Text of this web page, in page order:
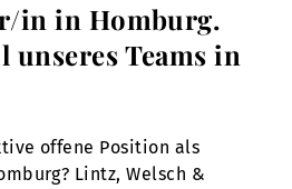
in in Homburg.
unseres Teams in
offene Position als
Lintz, Welsch &